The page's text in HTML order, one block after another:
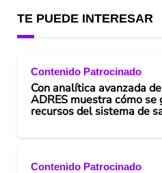
TE PUEDE INTERESAR
Contenido Patrocinado
Con analítica avanzada
ADRES muestra cómo se
recursos del sistema de
Contenido Patrocinado